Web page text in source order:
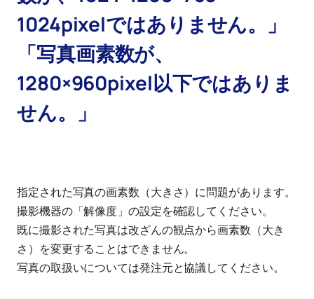
1024pixelではありません。」
「写真画素数が、
1280×960pixel以下ではありま
せん。」
指定された写真の画素数（大きさ）に問題があります。
撮影機器の「解像度」の設定を確認してください。
既に撮影された写真は改ざんの観点から画素数（大き
さ）を変更することはできません。
写真の取扱いについては発注元と協議してください。